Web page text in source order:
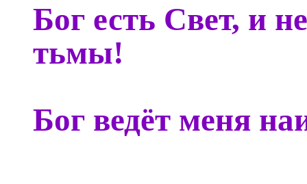
Бог есть Свет, и
тьмы!
Бог ведёт меня